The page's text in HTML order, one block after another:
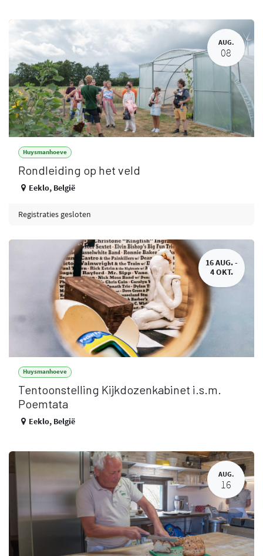
AUG.
08
Huysmanhoeve
Rondleiding op het veld
Eeklo, België
Registraties gesloten
16 AUG. -
4 OKT.
Huysmanhoeve
Tentoonstelling Kijkdozenkabinet i.s.m.
Poemtata
Eeklo, België
AUG.
16